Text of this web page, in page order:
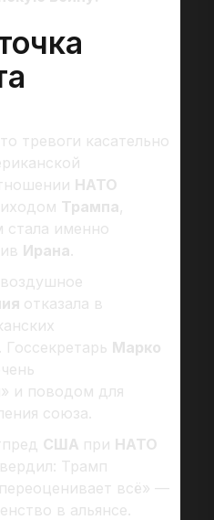
тревоги касательно
НАТО
Трампа,
стала именно
Ирана.
отказала в
Марко
и поводом для
союза.
США при НАТО
Трамп
всё» —
в альянсе.